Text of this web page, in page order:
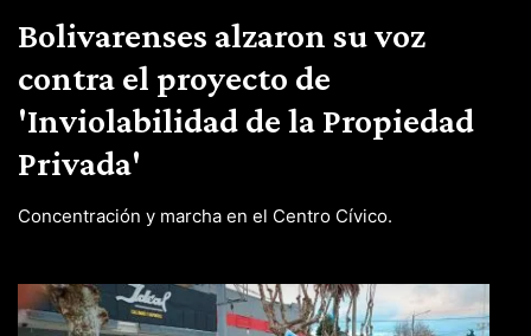
Bolivarenses alzaron su voz
contra el proyecto de
'Inviolabilidad de la Propiedad
Privada'
Concentración y marcha en el Centro Cívico.